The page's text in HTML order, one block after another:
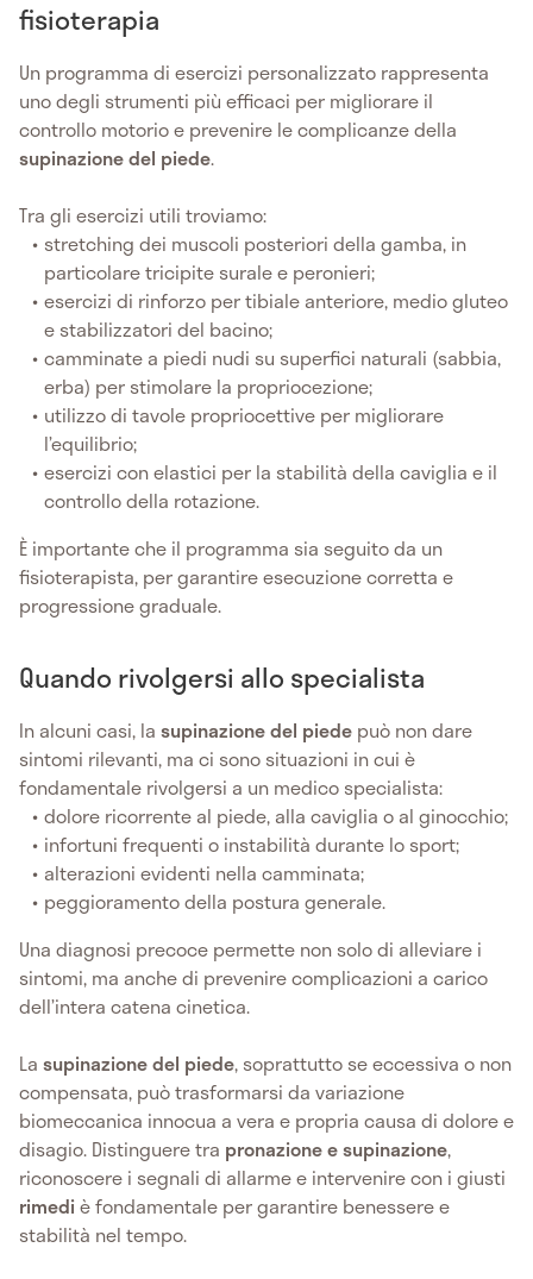
fisioterapia
Un programma di esercizi personalizzato rappresenta
uno degli strumenti più efficaci per migliorare il
controllo motorio e prevenire le complicanze della
supinazione del piede.
Tra gli esercizi utili troviamo:
stretching dei muscoli posteriori della gamba, in
particolare tricipite surale e peronieri;
esercizi di rinforzo per tibiale anteriore, medio gluteo
e stabilizzatori del bacino;
camminate a piedi nudi su superfici naturali (sabbia,
erba) per stimolare la propriocezione;
utilizzo di tavole propriocettive per migliorare
l’equilibrio;
esercizi con elastici per la stabilità della caviglia e il
controllo della rotazione.
È importante che il programma sia seguito da un
fisioterapista, per garantire esecuzione corretta e
progressione graduale.
Quando rivolgersi allo specialista
In alcuni casi, la supinazione del piede può non dare
sintomi rilevanti, ma ci sono situazioni in cui è
fondamentale rivolgersi a un medico specialista:
dolore ricorrente al piede, alla caviglia o al ginocchio;
infortuni frequenti o instabilità durante lo sport;
alterazioni evidenti nella camminata;
peggioramento della postura generale.
Una diagnosi precoce permette non solo di alleviare i
sintomi, ma anche di prevenire complicazioni a carico
dell’intera catena cinetica.
La supinazione del piede, soprattutto se eccessiva o non
compensata, può trasformarsi da variazione
biomeccanica innocua a vera e propria causa di dolore e
disagio. Distinguere tra pronazione e supinazione,
riconoscere i segnali di allarme e intervenire con i giusti
rimediè fondamentale per garantire benessere e
stabilità nel tempo.